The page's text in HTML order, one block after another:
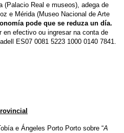
(Palacio Real e museos), adega de
e Mérida (Museo Nacional de Arte
pode que se reduza un día.
en efectivo ou ingresar na conta de
ES07 0081 5223 1000 0140 7841.
e Ángeles Porto Porto sobre “A